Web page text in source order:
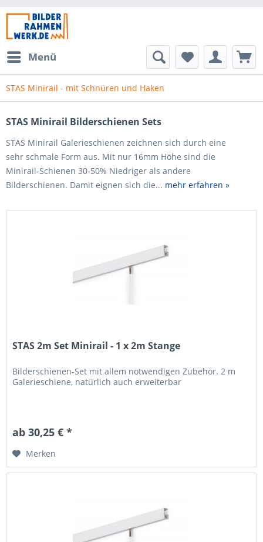
Menü
STAS Minirail - mit Schnüren und Haken
STAS Minirail Bilderschienen Sets
STAS Minirail Galerieschienen zeichnen sich durch eine
sehr schmale Form aus. Mit nur 16mm Höhe sind die
Minirail-Schienen 30-50% Niedriger als andere
Bilderschienen. Damit eignen sich die... mehr erfahren »
STAS 2m Set Minirail - 1 x 2m Stange
Bilderschienen-Set mit allem notwendigen Zubehör. 2 m
Galerieschiene, natürlich auch erweiterbar
ab 30,25 € *
Merken